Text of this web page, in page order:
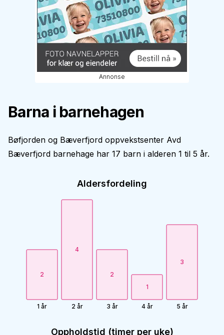
Annonse
Barna i barnehagen
Bøfjorden og Bæverfjord oppvekstsenter Avd
Bæverfjord barnehage har 17 barn i alderen 1 til 5 år.
Aldersfordeling
2
1 år
4
2 år
2
3 år
1
4 år
3
5 år
Oppholdstid (timer per uke)